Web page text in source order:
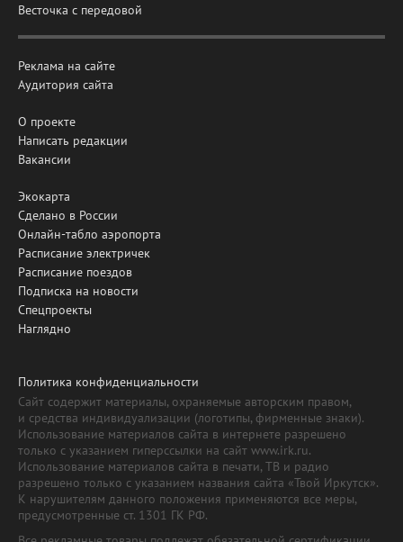
Весточка с передовой
Реклама на сайте
Аудитория сайта
О проекте
Написать редакции
Вакансии
Экокарта
Сделано в России
Онлайн-табло аэропорта
Расписание электричек
Расписание поездов
Подписка на новости
Спецпроекты
Наглядно
Политика конфиденциальности
Сайт содержит материалы, охраняемые авторским правом,
и средства индивидуализации (логотипы, фирменные знаки).
Использование материалов сайта в интернете разрешено
только с указанием гиперссылки на сайт www.irk.ru.
Использование материалов сайта в печати, ТВ и радио
разрешено только с указанием названия сайта «Твой Иркутск».
К нарушителям данного положения применяются все меры,
предусмотренные ст. 1301 ГК РФ.